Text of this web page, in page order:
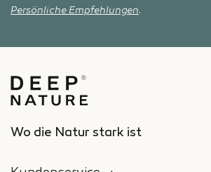
Persönliche Empfehlungen.
Wo die Natur stark ist